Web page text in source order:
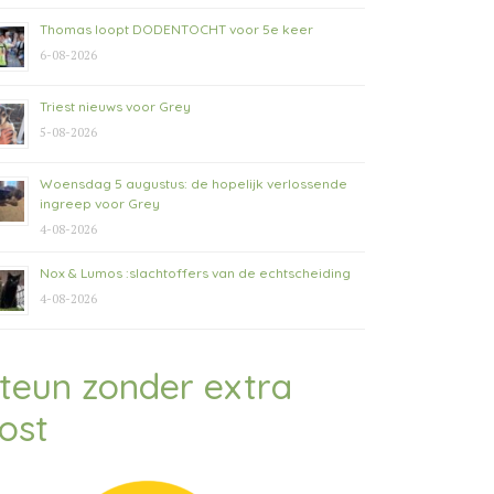
Thomas loopt DODENTOCHT voor 5e keer
6-08-2026
Triest nieuws voor Grey
5-08-2026
Woensdag 5 augustus: de hopelijk verlossende
ingreep voor Grey
4-08-2026
Nox & Lumos :slachtoffers van de echtscheiding
4-08-2026
zonder extra